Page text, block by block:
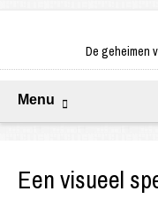
De geheimen
Menu
Een visueel